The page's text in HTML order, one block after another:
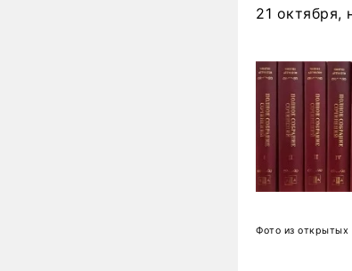
21 октября,
Фото из открытых